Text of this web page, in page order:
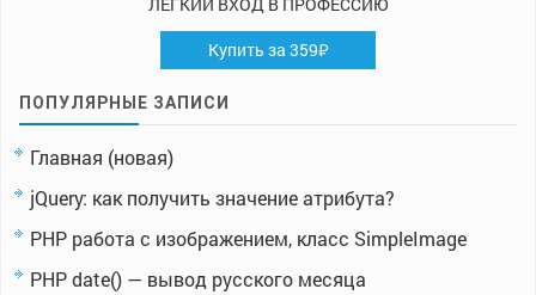
Купить за 359₽
ПОПУЛЯРНЫЕ ЗАПИСИ
Главная (новая)
jQuery: как получить значение атрибута?
PHP работа с изображением, класс SimpleImage
PHP date() — вывод русского месяца